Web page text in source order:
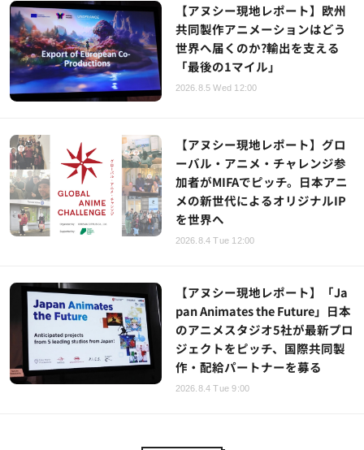
【アヌシー現地レポート】欧州
共同製作アニメーションはどう
世界へ届くのか?輸出を支える
「最後の1マイル」
2026.8.5 Wed 12:00
【アヌシー現地レポート】グロ
ーバル・アニメ・チャレンジ参
加者がMIFAでピッチ。日本アニ
メの新世代によるオリジナルIP
を世界へ
2026.8.4 Tue 12:00
【アヌシー現地レポート】「Ja
pan Animates the Future」日本
のアニメスタジオ5社が最新プロ
ジェクトをピッチ、国際共同製
作・配給パートナーを募る
2026.8.4 Tue 9:00